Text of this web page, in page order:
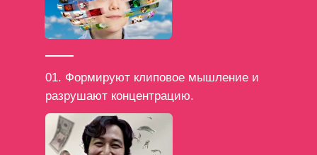
01. Формируют клиповое мышление и
разрушают концентрацию.